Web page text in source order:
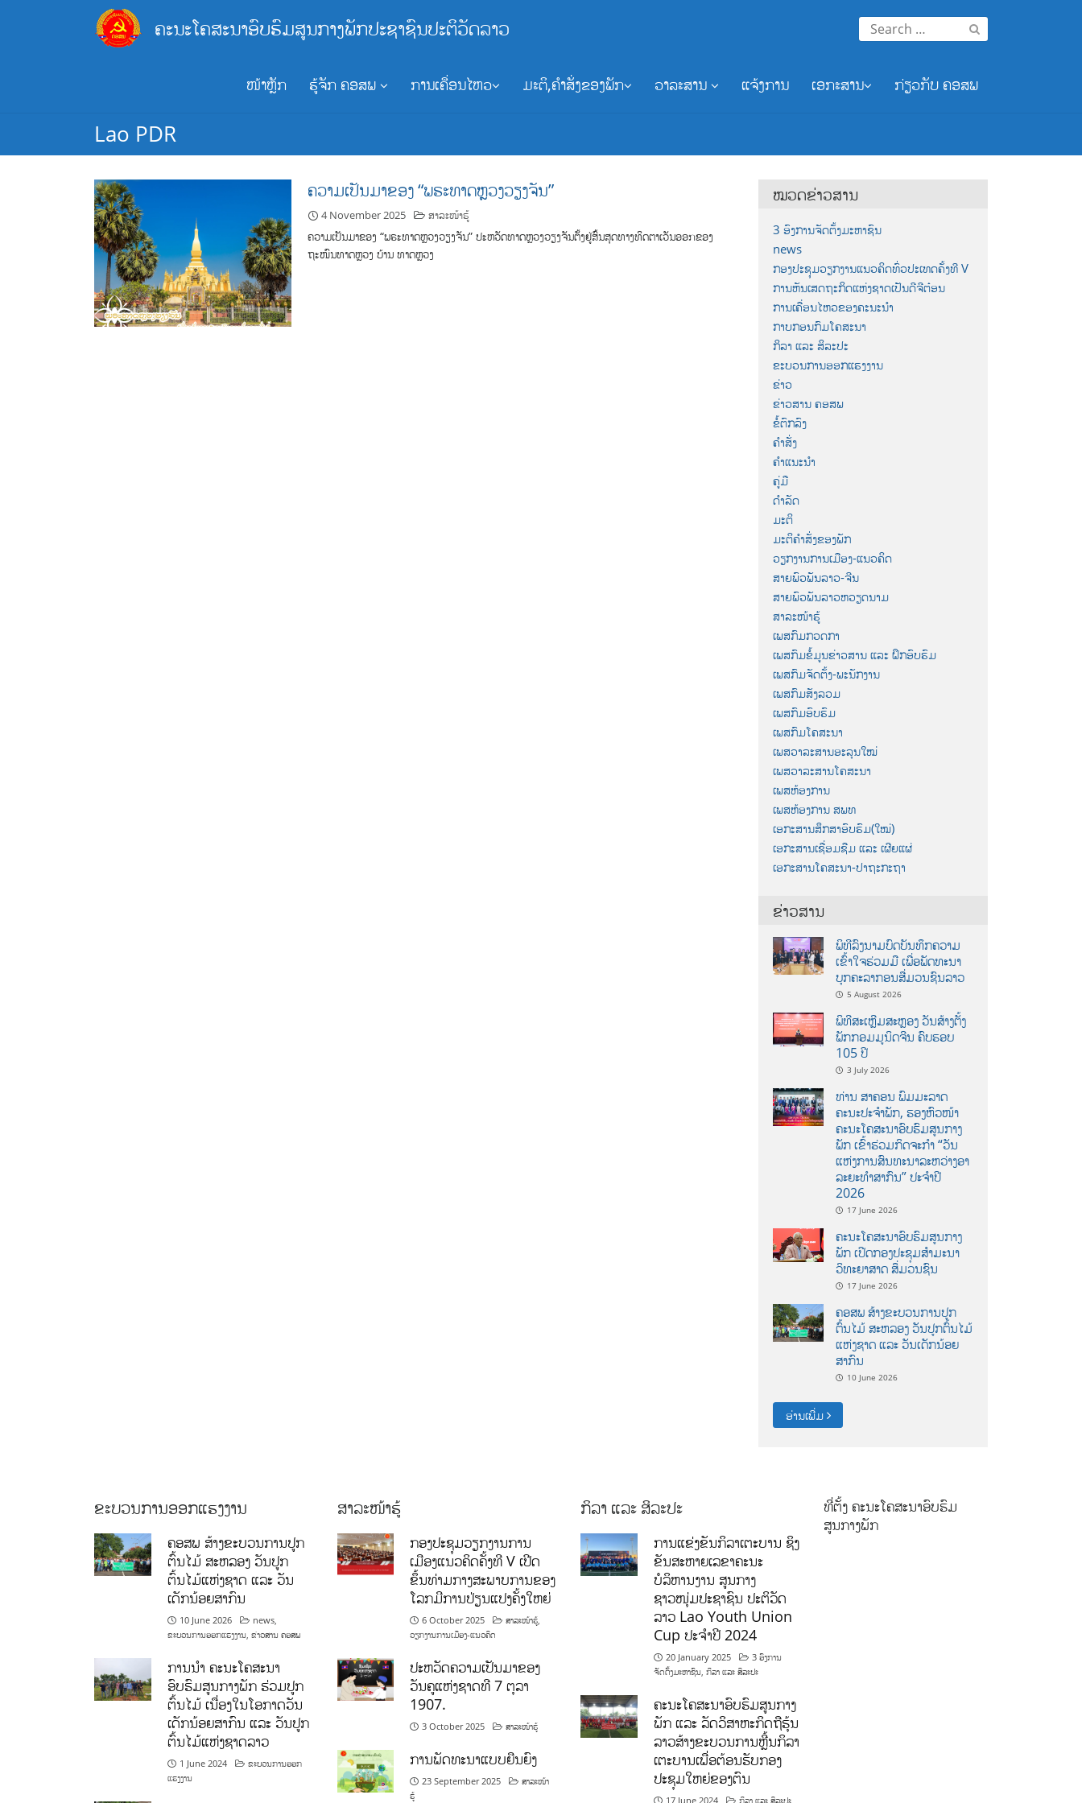
ຄະນະໂຄສະນາອົບຮົມສູນກາງພັກປະຊາຊົນປະຕິວັດລາວ
Search
for:
ໜ້າຫຼັກ ຮູ້ຈັກ ຄອສພ ການເຄື່ອນໄຫວ ມະຕິ,ຄຳສັ່ງຂອງພັກ ວາລະສານ ແຈ້ງການ ເອກະສານ ກ່ຽວກັບ ຄອສພ
Lao PDR
ຄວາມເປັນມາຂອງ “ພຣະທາດຫຼວງວຽງຈັນ”
4 November 2025 ສາລະໜ້າຮູ້
ຄວາມເປັນມາຂອງ “ພຣະທາດຫຼວງວຽງຈັນ” ປະຫວັດທາດຫຼວງວຽງຈັນຕັ້ງຢູ່ສົ້ນສຸດທາງທິດຕາເວັນອອກຂອງ
ຖະໜົນທາດຫຼວງ ບ້ານ ທາດຫຼວງ
ໝວດຂ່າວສານ
3 ອົງການຈັດຕັ້ງມະຫາຊົນ
news
ກອງປະຊຸມວຽກງານແນວຄິດທົ່ວປະເທດຄັ້ງທີ V
ການຫັນເສດຖະກິດແຫ່ງຊາດເປັນດີຈີຕ໋ອນ
ການເຄື່ອນໄຫວຂອງຄະນະນຳ
ກາບກອນກົມໂຄສະນາ
ກິລາ ແລະ ສິລະປະ
ຂະບວນການອອກແຮງງານ
ຂ່າວ
ຂ່າວສານ ຄອສພ
ຂໍ້ຕົກລົງ
ຄຳສັ່ງ
ຄຳແນະນຳ
ຄູ່ມື
ດຳລັດ
ມະຕິ
ມະຕິຄຳສັ່ງຂອງພັກ
ວຽກງານການເມືອງ-ແນວຄິດ
ສາຍພົວພັນລາວ-ຈີນ
ສາຍພົວພັນລາວຫວຽດນາມ
ສາລະໜ້າຮູ້
ເພສກົມກວດກາ
ເພສກົມຂໍ້ມູນຂ່າວສານ ແລະ ຝຶກອົບຮົມ
ເພສກົມຈັດຕັ້ງ-ພະນັກງານ
ເພສກົມສັງລວມ
ເພສກົມອົບຮົມ
ເພສກົມໂຄສະນາ
ເພສວາລະສານອະລຸນໃໝ່
ເພສວາລະສານໂຄສະນາ
ເພສຫ້ອງການ
ເພສຫ້ອງການ ສພທ
ເອກະສານສຶກສາອົບຮົມ(ໃໝ່)
ເອກະສານເຊື່ອມຊືມ ແລະ ເຜີຍແຜ່
ເອກະສານໂຄສະນາ-ປາຖະກະຖາ
ຂ່າວສານ
ພິທີລົງນາມບົດບັນທຶກຄວາມ
ເຂົ້າໃຈຮ່ວມມື ເພື່ອພັດທະນາ
ບຸກຄະລາກອນສື່ມວນຊົນລາວ
5 August 2026
ພິທີສະເຫຼີມສະຫຼອງ ວັນສ້າງຕັ້ງ
ພັກກອມມູນິດຈີນ ຄົບຮອບ
105 ປີ
3 July 2026
ທ່ານ ສາຄອນ ພົມມະລາດ
ຄະນະປະຈໍາພັກ, ຮອງຫົວໜ້າ
ຄະນະໂຄສະນາອົບຮົມສູນກາງ
ພັກ ເຂົ້າຮ່ວມກິດຈະກຳ “ວັນ
ແຫ່ງການສົນທະນາລະຫວ່າງອາ
ລະຍະທຳສາກົນ” ປະຈຳປີ
2026
17 June 2026
ຄະນະໂຄສະນາອົບຮົມສູນກາງ
ພັກ ເປີດກອງປະຊຸມສຳມະນາ
ວິທະຍາສາດ ສຶ່ມວນຊົນ
17 June 2026
ຄອສພ ສ້າງຂະບວນການປູກ
ຕົ້ນໄມ້ ສະຫລອງ ວັນປູກຕົ້ນໄມ້
ແຫ່ງຊາດ ແລະ ວັນເດັກນ້ອຍ
ສາກົນ
10 June 2026
ອ່ານເພີ່ມ
ຂະບວນການອອກແຮງງານ
ຄອສພ ສ້າງຂະບວນການປູກ
ຕົ້ນໄມ້ ສະຫລອງ ວັນປູກ
ຕົ້ນໄມ້ແຫ່ງຊາດ ແລະ ວັນ
ເດັກນ້ອຍສາກົນ
10 June 2026 news,
ຂະບວນການອອກແຮງງານ, ຂ່າວສານ ຄອສພ
ການນໍາ ຄະນະໂຄສະນາ
ອົບຮົມສູນກາງພັກ ຮ່ວມປູກ
ຕົ້ນໄມ້ ເນື່ອງໃນໂອກາດວັນ
ເດັກນ້ອຍສາກົນ ແລະ ວັນປູກ
ຕົ້ນໄມ້ແຫ່ງຊາດລາວ
1 June 2024
ຂະບວນການອອກ
ແຮງງານ
ສາລະໜ້າຮູ້
ກອງປະຊຸມວຽກງານການ
ເມືອງແນວຄິດຄັ້ງທີ V ເປີດ
ຂຶ້ນທ່າມກາງສະພາບການຂອງ
ໂລກມີການປ່ຽນແປງຄັ້ງໃຫຍ່
6 October 2025 ສາລະໜ້າຮູ້,
ວຽກງານການເມືອງ-ແນວຄິດ
ປະຫວັດຄວາມເປັນມາຂອງ
ວັນຄູແຫ່ງຊາດທີ 7 ຕຸລາ
1907.
3 October 2025 ສາລະໜ້າຮູ້
ການພັດທະນາແບບຍືນຍົງ
23 September 2025
ສາລະໜ້າ
ຮູ້
ກິລາ ແລະ ສິລະປະ
ການແຂ່ງຂັນກິລາເຕະບານ ຊິງ
ຂັນສະຫາຍເລຂາຄະນະ
ບໍລິຫານງານ ສູນກາງ
ຊາວໜຸ່ມປະຊາຊົນ ປະຕິວັດ
ລາວ Lao Youth Union
Cup ປະຈຳປີ 2024
20 January 2025
3 ອົງການ
ຈັດຕັ້ງມະຫາຊົນ, ກິລາ ແລະ ສິລະປະ
ຄະນະໂຄສະນາອົບຮົມສູນກາງ
ພັກ ແລະ ລັດວິສາຫະກິດຖືຮຸ້ນ
ລາວສ້າງຂະບວນການຫຼີ້ນກິລາ
ເຕະບານເພື່ອຕ້ອນຮັບກອງ
ປະຊຸມໃຫຍ່ຂອງຕົນ
17 June 2024 ກິລາ ແລະ ສິລະປະ
ທີ່ຕັ້ງ ຄະນະໂຄສະນາອົບຮົມ
ສູນກາງພັກ